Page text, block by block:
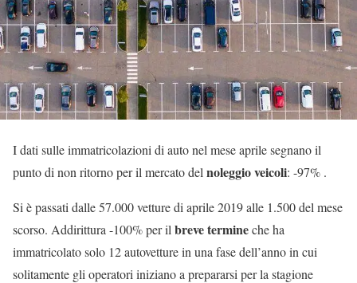
I dati sulle immatricolazioni di auto nel mese aprile segnano il
punto di non ritorno per il mercato del noleggio veicoli: -97% .
Si è passati dalle 57.000 vetture di aprile 2019 alle 1.500 del mese
scorso. Addirittura -100% per il breve termineche ha
immatricolato solo 12 autovetture in una fase dell’anno in cui
solitamente gli operatori iniziano a prepararsi per la stagione